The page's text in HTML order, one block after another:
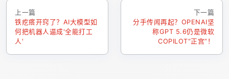
上一篇
铁疙瘩开窍了？AI大模型如
何把机器人逼成'全能打工
人'
下一篇
分手传闻再起？OPENAI坚
称GPT 5.6仍是微软
COPILOT“正宫”！